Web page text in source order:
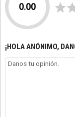
0.00
¡HOLA ANÓNIMO,